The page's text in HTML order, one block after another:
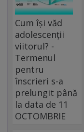
Cum își văd
adolescenții
viitorul? -
Termenul
pentru
înscrieri s-a
prelungit până
la data de 11
OCTOMBRIE